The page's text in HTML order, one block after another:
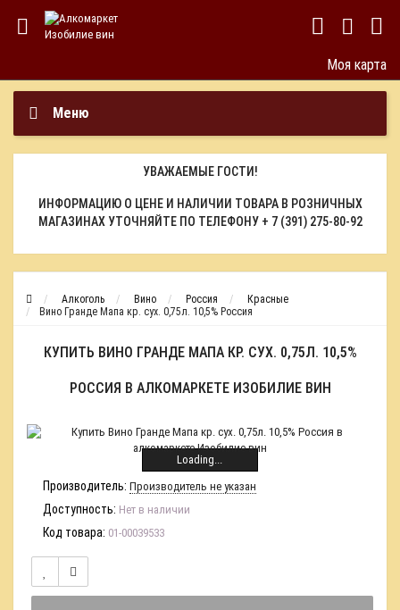
Моя карта
Меню
УВАЖАЕМЫЕ ГОСТИ!
ИНФОРМАЦИЮ О ЦЕНЕ И НАЛИЧИИ ТОВАРА В РОЗНИЧНЫХ
МАГАЗИНАХ УТОЧНЯЙТЕ ПО ТЕЛЕФОНУ + 7 (391) 275-80-92
Алкоголь Вино Россия
Красные
Вино Гранде Мапа кр. сух. 0,75л. 10,5% Россия
КУПИТЬ ВИНО ГРАНДЕ МАПА КР. СУХ. 0,75Л. 10,5%
РОССИЯ В АЛКОМАРКЕТЕ ИЗОБИЛИЕ ВИН
Loading...
Производитель: Производитель не указан
Доступность: Нет в наличии
Код товара: 01-00039533